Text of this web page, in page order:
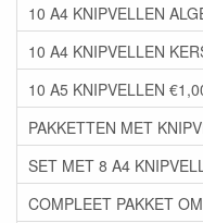
10 A4 KNIPVELLEN
10 A4 KNIPVELLEN
10 A5 KNIPVELLEN
PAKKETTEN MET
SET MET 8 A4
COMPLEET PAKKET